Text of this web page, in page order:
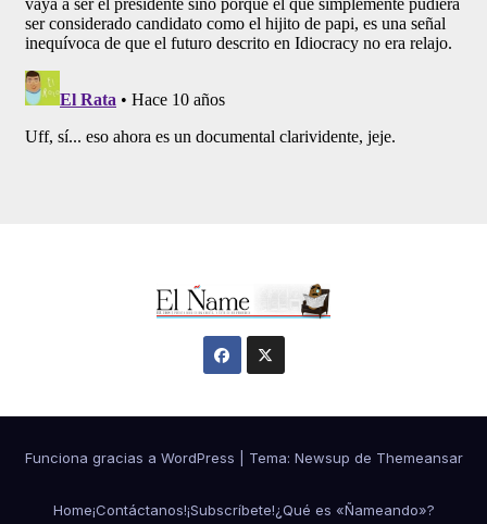
Funciona gracias a WordPress Tema: Newsup de Themeansar
Home¡Contáctanos!¡Subscríbete!¿Qué es «Ñameando»?